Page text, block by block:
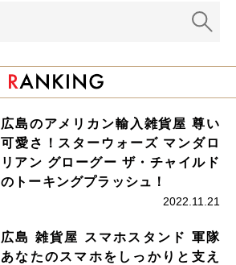
広島のアメリカン輸入雑貨屋 尊い
可愛さ！スターウォーズ マンダロ
リアン グローグー ザ・チャイルド
のトーキングプラッシュ！
2022.11.21
広島 雑貨屋 スマホスタンド 軍隊
あなたのスマホをしっかりと支え